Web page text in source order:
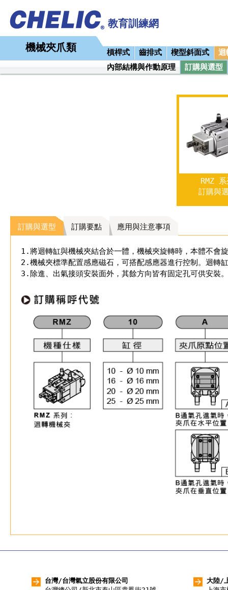
教育訓練網
機械夾爪類
槓桿式 齒排式 楔型斜面式
迴
內部結構與作動原理
訂購與選型
RMZ
訂購與
訂購與選型 訂購要點 應用與注意事項
1.將迴轉缸與機械夾結合於一體，機械夾旋轉時，本體不會
2.機械夾標準配置感應磁石，可搭配感應器進行控制。迴轉
3.除進、出氣接頭安裝面外，其餘方向皆有固定孔可供安裝。
台灣/台灣氣立股份有限公司
大陸/